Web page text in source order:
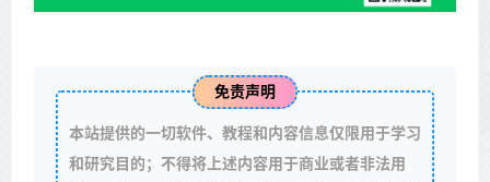
免责声明
本站提供的一切软件、教程和内容信息仅限用于学习
和研究目的；不得将上述内容用于商业或者非法用